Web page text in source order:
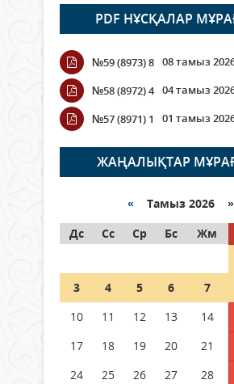
Open Air: Қызылорда
полиция департаменті 20
мыңнан астам
қауіпсіздігін қамтамасыз
06 тамыз 2026 ж.
Wi-Fi ҚАБЫРҒА АРҚЫЛЫ
ӨТЕДІ?
06 тамыз 2026 ж. 270
граждане Казахстана,
05 тамыз 2026 ж. 152
Шетелде жүрген Қазақстан
азаматтары қалай дауыс
PDF НҰСҚАЛАР
№59 (8973) 8 08 тамыз
№58 (8972) 4 04 тамыз
№57 (8971) 1
01 тамыз
ЖАҢАЛЫҚТАР
« Тамыз 2026 »
Дс
Сс Ср Бс Жм
3
4 5 6 7
10
11 12 13 14
17
18 19 20 21
24
25 26 27 28